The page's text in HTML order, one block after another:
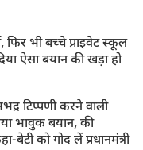
की जिंदा जलकर
फिर भी बच्चे प्राइवेट स्कूल
ऐसा बयान की खड़ा हो
टिप्पणी करने वाली
भावुक बयान, की
बेटी को गोद लें प्रधानमंत्री